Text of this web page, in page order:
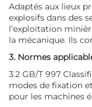
Adaptés aux lieux
explosifs dans des
l'exploitation
la mécanique. Ils
3. Normes
3.2 GB/T 997
modes de fixation
pour les machines